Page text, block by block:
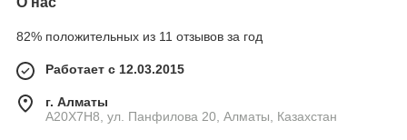
82% положительных из 11 отзывов за год
Работает с 12.03.2015
г. Алматы
A20X7H8, ул. Панфилова 20, Алматы, Казахстан